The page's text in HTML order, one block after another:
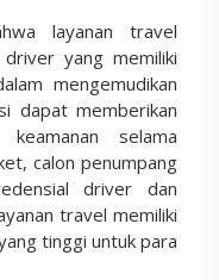
layanan travel
yang memiliki
mengemudikan
dapat memberikan
selama
calon penumpang
driver dan
travel memiliki
tinggi untuk para